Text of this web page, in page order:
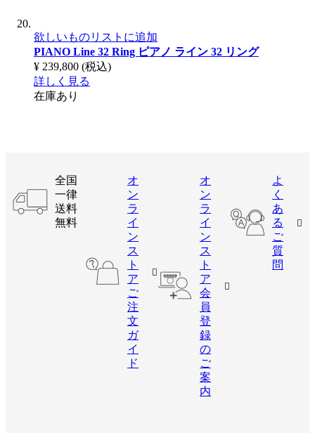
欲しいものリストに追加
PIANO Line 32 Ring ピアノ ライン 32 リング
¥ 239,800 (税込)
詳しく見る
在庫あり
全国
一律
送料
無料
オ
ン
ラ
イ
ン
ス
ト
ア
ご
注
文
ガ
イ
ド
オ
ン
ラ
イ
ン
ス
ト
ア
会
員
登
録
の
ご
案
内
よ
く
あ
る
ご
質
問